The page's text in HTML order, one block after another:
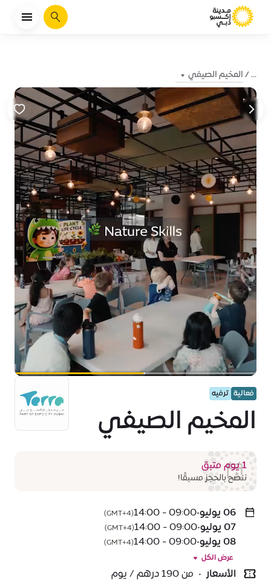
يبحث
... المخيم الصيفي
فعالية ترفيه
المخيم الصيفي
1 يوم متبق
ننصح بالحجز مسبقًا!
06 يوليو •
09:00 - 14:00
(GMT+4)
07 يوليو •
09:00 - 14:00
(GMT+4)
08 يوليو •
09:00 - 14:00
(GMT+4)
عرض الكل
الأسعار • من 190 درهم / يوم